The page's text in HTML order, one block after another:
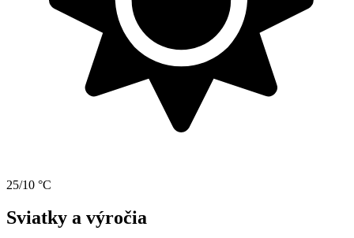
25/10 °C
Sviatky a výročia